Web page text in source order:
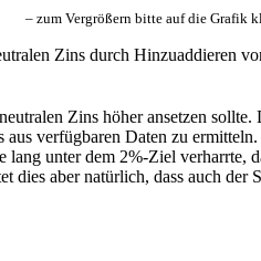
– zum Vergrößern bitte auf die Grafik
Zins durch Hinzuaddieren
Zins höher ansetzen
verfügbaren Daten zu
unter dem 2%-Ziel
aber natürlich, dass auch